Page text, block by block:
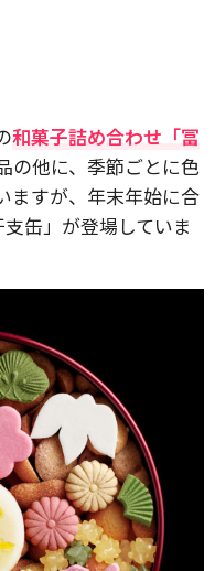
和菓子詰め合わせ「冨
の他に、季節ごとに色
ますが、年末年始に合
缶」が登場していま